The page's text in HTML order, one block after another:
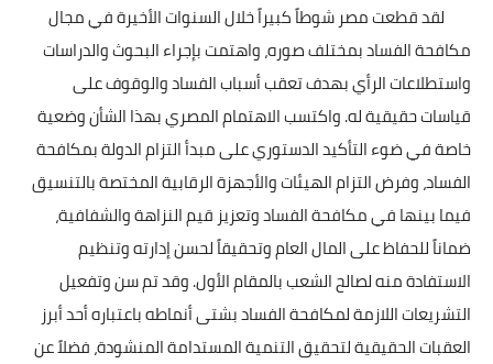
لقد قطعت مصر شوطاً كبيراً خلال السنوات الأخيرة في مجال
مكافحة الفساد بمختلف صوره، واهتمت بإجراء البحوث والدراسات
واستطلاعات الرأي بهدف تعقب أسباب الفساد والوقوف على
قياسات حقيقية له. واكتسب الاهتمام المصري بهذا الشأن وضعية
خاصة في ضوء التأكيد الدستوري على مبدأ التزام الدولة بمكافحة
الفساد، وفرض التزام الهيئات والأجهزة الرقابية المختصة بالتنسيق
فيما بينها في مكافحة الفساد وتعزيز قيم النزاهة والشفافية،
ضماناً للحفاظ على المال العام وتحقيقاً لحسن إدارته وتنظيم
الاستفادة منه لصالح الشعب بالمقام الأول. وقد تم سن وتفعيل
التشريعات اللازمة لمكافحة الفساد بشتى أنماطه باعتباره أحد أبرز
العقبات الحقيقية لتحقيق التنمية المستدامة المنشودة، فضلاً عن